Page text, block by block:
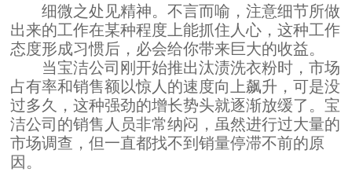
细微之处见精神。不言而喻，注意细节所做
出来的工作在某种程度上能抓住人心，这种工作
态度形成习惯后，必会给你带来巨大的收益。
当宝洁公司刚开始推出汰渍洗衣粉时，市场
占有率和销售额以惊人的速度向上飙升，可是没
过多久，这种强劲的增长势头就逐渐放缓了。宝
洁公司的销售人员非常纳闷，虽然进行过大量的
市场调查，但一直都找不到销量停滞不前的原
因。